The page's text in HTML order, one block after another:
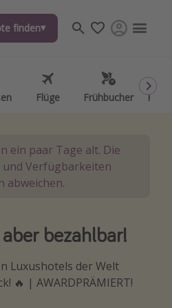
finden
Flüge Frühbucher
ein paar Tage alt. Die
Verfügbarkeiten
abweichen.
bezahlbar!
Luxushotels der Welt
🔥 | AWARDPRÄMIERT!